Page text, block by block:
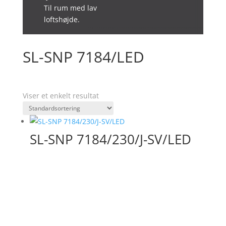
Til rum med lav
loftshøjde.
SL-SNP 7184/LED
Viser et enkelt resultat
SL-SNP 7184/230/J-SV/LED